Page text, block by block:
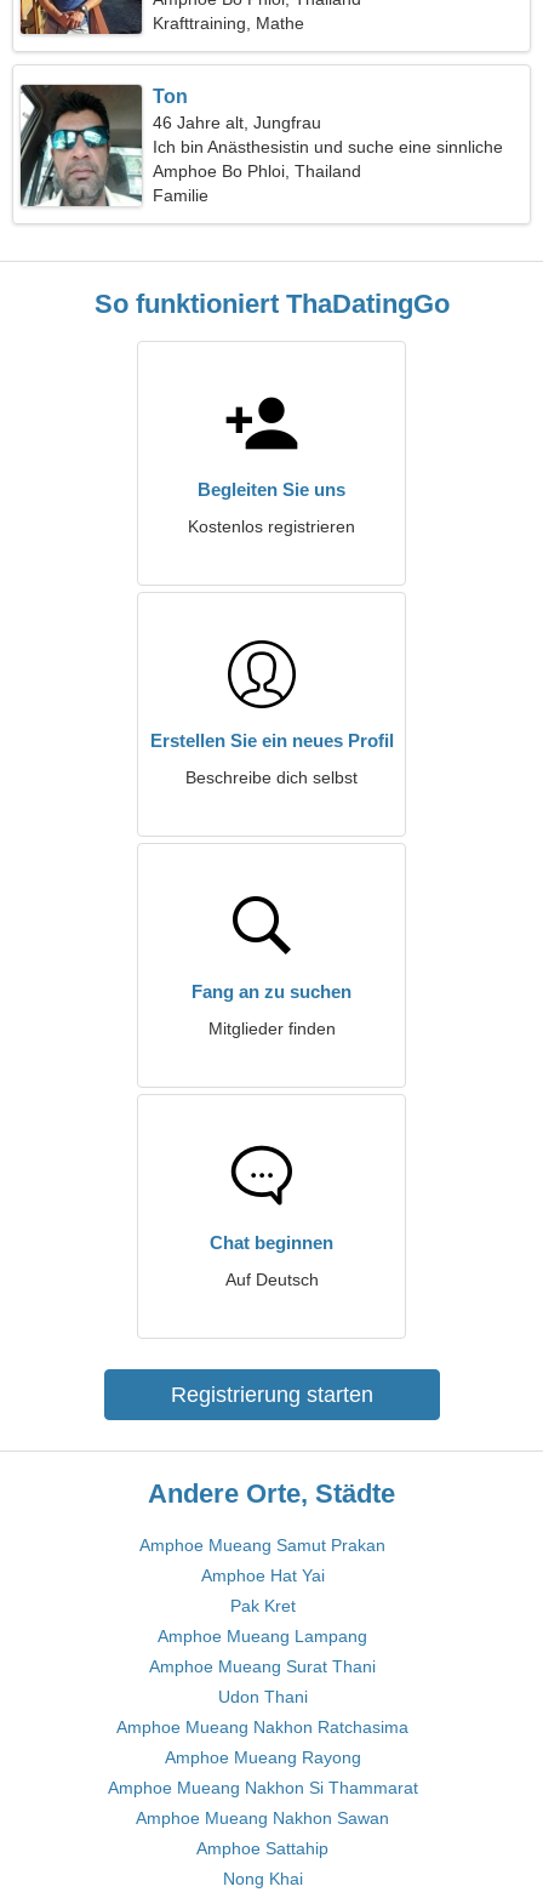
Krafttraining, Mathe
Ton
46 Jahre alt, Jungfrau
Ich bin Anästhesistin und suche eine sinnliche
Frau
Amphoe Bo Phloi, Thailand
Familie
So funktioniert ThaDatingGo
Begleiten Sie uns
Kostenlos registrieren
Erstellen Sie ein neues Profil
Beschreibe dich selbst
Fang an zu suchen
Mitglieder finden
Chat beginnen
Auf Deutsch
Registrierung starten
Andere Orte, Städte
Amphoe Mueang Samut Prakan
Amphoe Hat Yai
Pak Kret
Amphoe Mueang Lampang
Amphoe Mueang Surat Thani
Udon Thani
Amphoe Mueang Nakhon Ratchasima
Amphoe Mueang Rayong
Amphoe Mueang Nakhon Si Thammarat
Amphoe Mueang Nakhon Sawan
Amphoe Sattahip
Nong Khai